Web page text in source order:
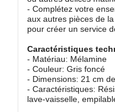
- Complétez votre
aux autres pièces de
pour créer un service
Caractéristiques
- Matériau: Mélamine
- Couleur: Gris foncé
- Dimensions: 21 cm
- Caractéristiques:
lave-vaisselle,